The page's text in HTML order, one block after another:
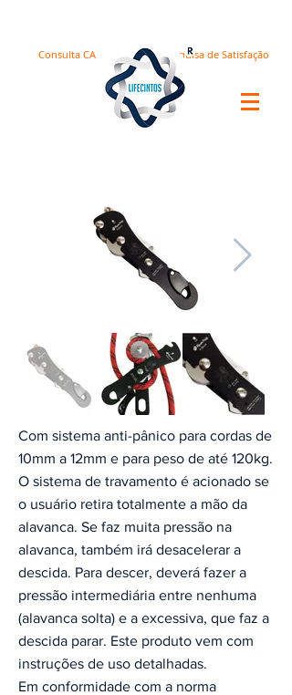
Pesquisa de Satisfação
Consulta CA
Com sistema anti-pânico para cordas de
10mm a 12mm e para peso de até 120kg.
O sistema de travamento é acionado se
o usuário retira totalmente a mão da
alavanca. Se faz muita pressão na
alavanca, também irá desacelerar a
descida. Para descer, deverá fazer a
pressão intermediária entre nenhuma
(alavanca solta) e a excessiva, que faz a
descida parar. Este produto vem com
instruções de uso detalhadas.
Em conformidade com a norma